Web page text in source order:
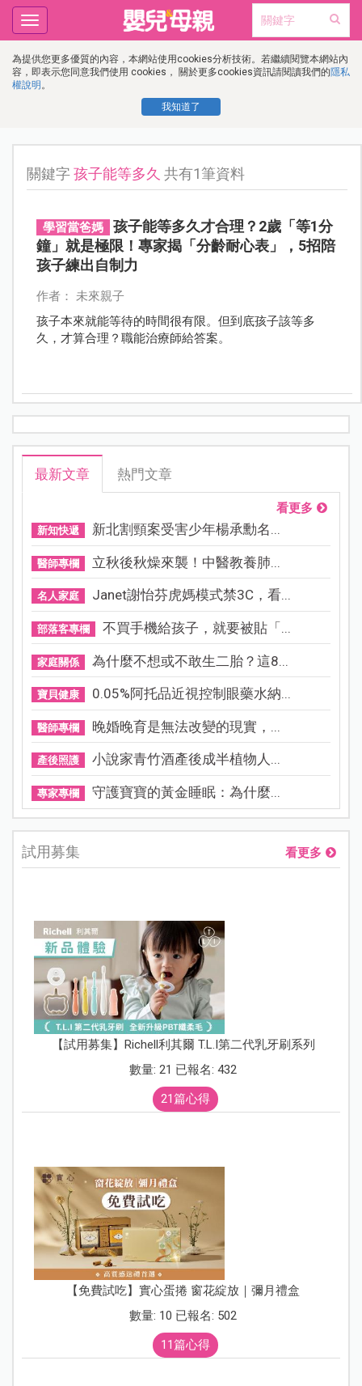
為提供您更多優質的內容，本網站使用cookies分析技術。若繼續閱覽本網站內
容，即表示您同意我們使用 cookies， 關於更多cookies資訊請閱讀我們的隱私
權說明 。
我知道了
Toggle
navigation
關鍵字孩子能等多久 共有1筆資料
學習當爸媽
孩子能等多久才合理？2歲「等1分
鐘」就是極限！專家揭「分齡耐心表」，5招陪
孩子練出自制力
作者： 未來親子
孩子本來就能等待的時間很有限。但到底孩子該等多
久，才算合理？職能治療師給答案。
最新文章 熱門文章
看更多
新知快遞 新北割頸案受害少年楊承勳名...
醫師專欄 立秋後秋燥來襲！中醫教養肺...
名人家庭 Janet謝怡芬虎媽模式禁3C，看...
部落客專欄 不買手機給孩子，就要被貼「...
家庭關係 為什麼不想或不敢生二胎？這8...
寶貝健康 0.05%阿托品近視控制眼藥水納...
醫師專欄 晚婚晚育是無法改變的現實，...
產後照護 小說家青竹酒產後成半植物人...
專家專欄 守護寶寶的黃金睡眠：為什麼...
試用募集 看更多
【試用募集】Richell利其爾 T.L.I第二代乳牙刷系列
數量: 21 已報名: 432
21篇心得
【免費試吃】實心蛋捲 窗花綻放｜彌月禮盒
數量: 10 已報名: 502
11篇心得